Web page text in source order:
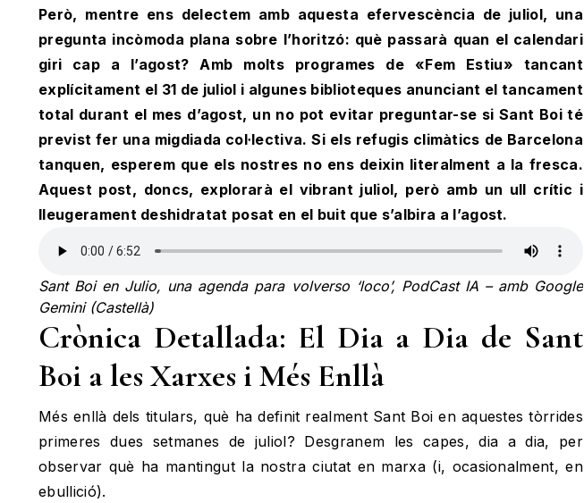
Però, mentre ens delectem amb aquesta efervescència de juliol, una
pregunta incòmoda plana sobre l’horitzó: què passarà quan el calendari
giri cap a l’agost? Amb molts programes de «Fem Estiu» tancant
explícitament el 31 de juliol i algunes biblioteques anunciant el tancament
total durant el mes d’agost, un no pot evitar preguntar-se si Sant Boi té
previst fer una migdiada col·lectiva. Si els refugis climàtics de Barcelona
tanquen, esperem que els nostres no ens deixin literalment a la fresca.
Aquest post, doncs, explorarà el vibrant juliol, però amb un ull crític i
lleugerament deshidratat posat en el buit que s’albira a l’agost.
Sant Boi en Julio, una agenda para volverso ‘loco’, PodCast IA – amb Google
Gemini (Castellà)
Crònica Detallada: El Dia a Dia de Sant
Boi a les Xarxes i Més Enllà
Més enllà dels titulars, què ha definit realment Sant Boi en aquestes tòrrides
primeres dues setmanes de juliol? Desgranem les capes, dia a dia, per
observar què ha mantingut la nostra ciutat en marxa (i, ocasionalment, en
ebullició).